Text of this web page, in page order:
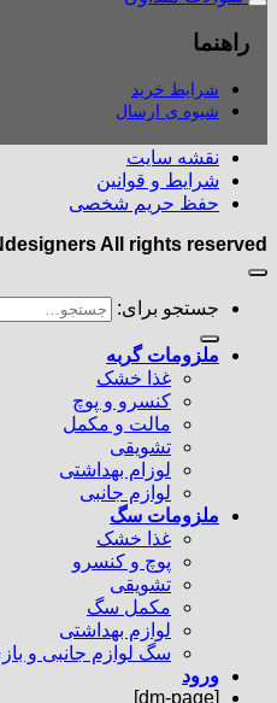
راهنما
شرایط خرید
شیوه ی ارسال
نقشه سایت
شرایط و قوانین
حفظ حریم شخصی
All rights reserved
جستجو برای:
ملزومات گربه
غذا خشک
کنسرو و پوچ
مالت و مکمل
تشویقی
لوزام بهداشتی
لوازم جانبی
ملزومات سگ
غذا خشک
پوچ و کنسرو
تشویقی
مکمل سگ
لوازم بهداشتی
سگ لوازم جانبی و
ورود
[dm-page]